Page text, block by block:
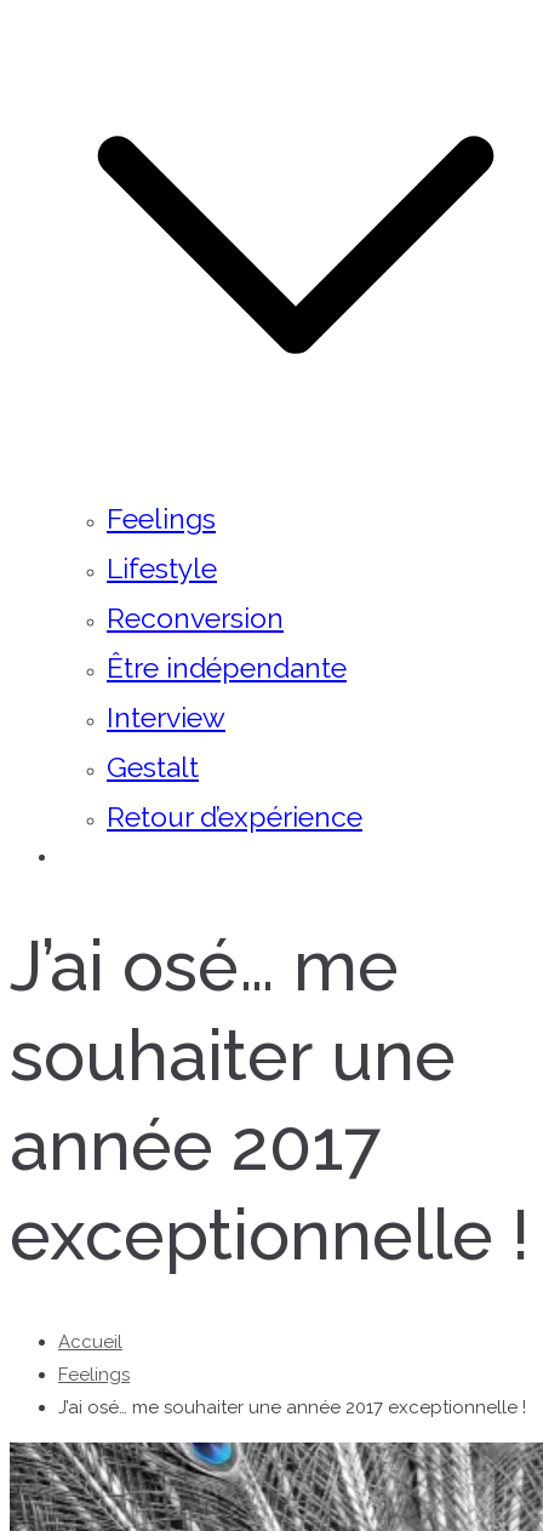
Feelings
Lifestyle
Reconversion
Être indépendante
Interview
Gestalt
Retour d’expérience
J’ai osé… me
souhaiter une
année 2017
exceptionnelle !
Accueil
Feelings
J’ai osé… me souhaiter une année 2017 exceptionnelle !